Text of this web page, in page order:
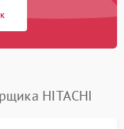
HITACHI